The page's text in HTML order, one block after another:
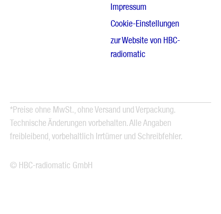
Impressum
Cookie-Einstellungen
zur Website von HBC-
radiomatic
*Preise ohne MwSt., ohne Versand und Verpackung.
Technische Änderungen vorbehalten. Alle Angaben
freibleibend, vorbehaltlich Irrtümer und Schreibfehler.
© HBC-radiomatic GmbH